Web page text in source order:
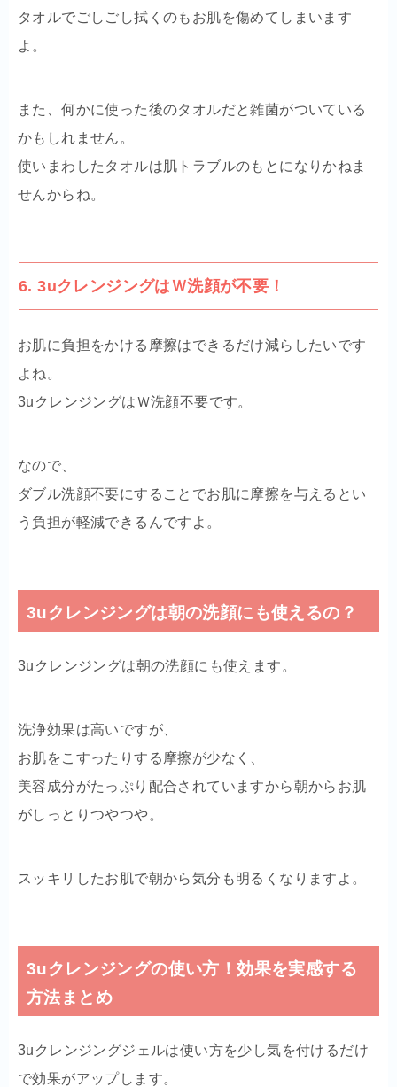
タオルでごしごし拭くのもお肌を傷めてしまいます
よ。
また、何かに使った後のタオルだと雑菌がついている
かもしれません。
使いまわしたタオルは肌トラブルのもとになりかねま
せんからね。
6. 3uクレンジングはＷ洗顔が不要！
お肌に負担をかける摩擦はできるだけ減らしたいです
よね。
3uクレンジングはＷ洗顔不要です。
なので、
ダブル洗顔不要にすることでお肌に摩擦を与えるとい
う負担が軽減できるんですよ。
3uクレンジングは朝の洗顔にも使えるの？
3uクレンジングは朝の洗顔にも使えます。
洗浄効果は高いですが、
お肌をこすったりする摩擦が少なく、
美容成分がたっぷり配合されていますから朝からお肌
がしっとりつやつや。
スッキリしたお肌で朝から気分も明るくなりますよ。
3uクレンジングの使い方！効果を実感する
方法まとめ
3uクレンジングジェルは使い方を少し気を付けるだけ
で効果がアップします。